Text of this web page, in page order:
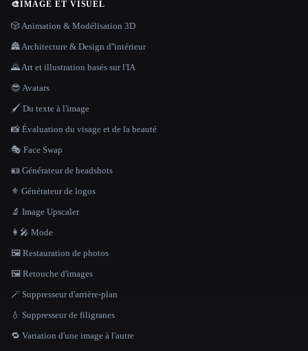
🎨IMAGE ET VISUEL
🎲 Animation & Modélisation 3D
🏯 Architecture & Design d''intérieur
🌄 Art et illustration basés sur l'IA
😎 Avatars
🖌️ Du texte à l'image
📸 Évaluation du visage et de la beauté
🎭 Face Swap
🪪 Générateur de headshots
⚜️ Générateur de logos
🔬 Image Upscaler
👩‍🎤 Mode
🖼️ Restauration de photos
🖼️ Retouche d'images
🪄 Suppresseur d'arrière-plan
💧 Suppresseur de filigranes
🔁 Variation d'une image à l'autre